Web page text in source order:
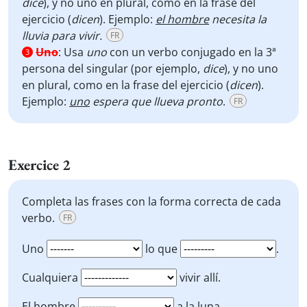
ejercicio (dicen). Ejemplo: el hombrenecesita la
lluvia para vivir.
FR
3 Uno: Usa uno con un verbo conjugado en la 3ª
persona del singular (por ejemplo, dice), y no uno
en plural, como en la frase del ejercicio (dicen).
Ejemplo: uno espera que llueva pronto. FR
Exercice 2
Completa las frases con la forma correcta de cada
verbo.
FR
Uno lo que
.
Cualquiera
vivir allí.